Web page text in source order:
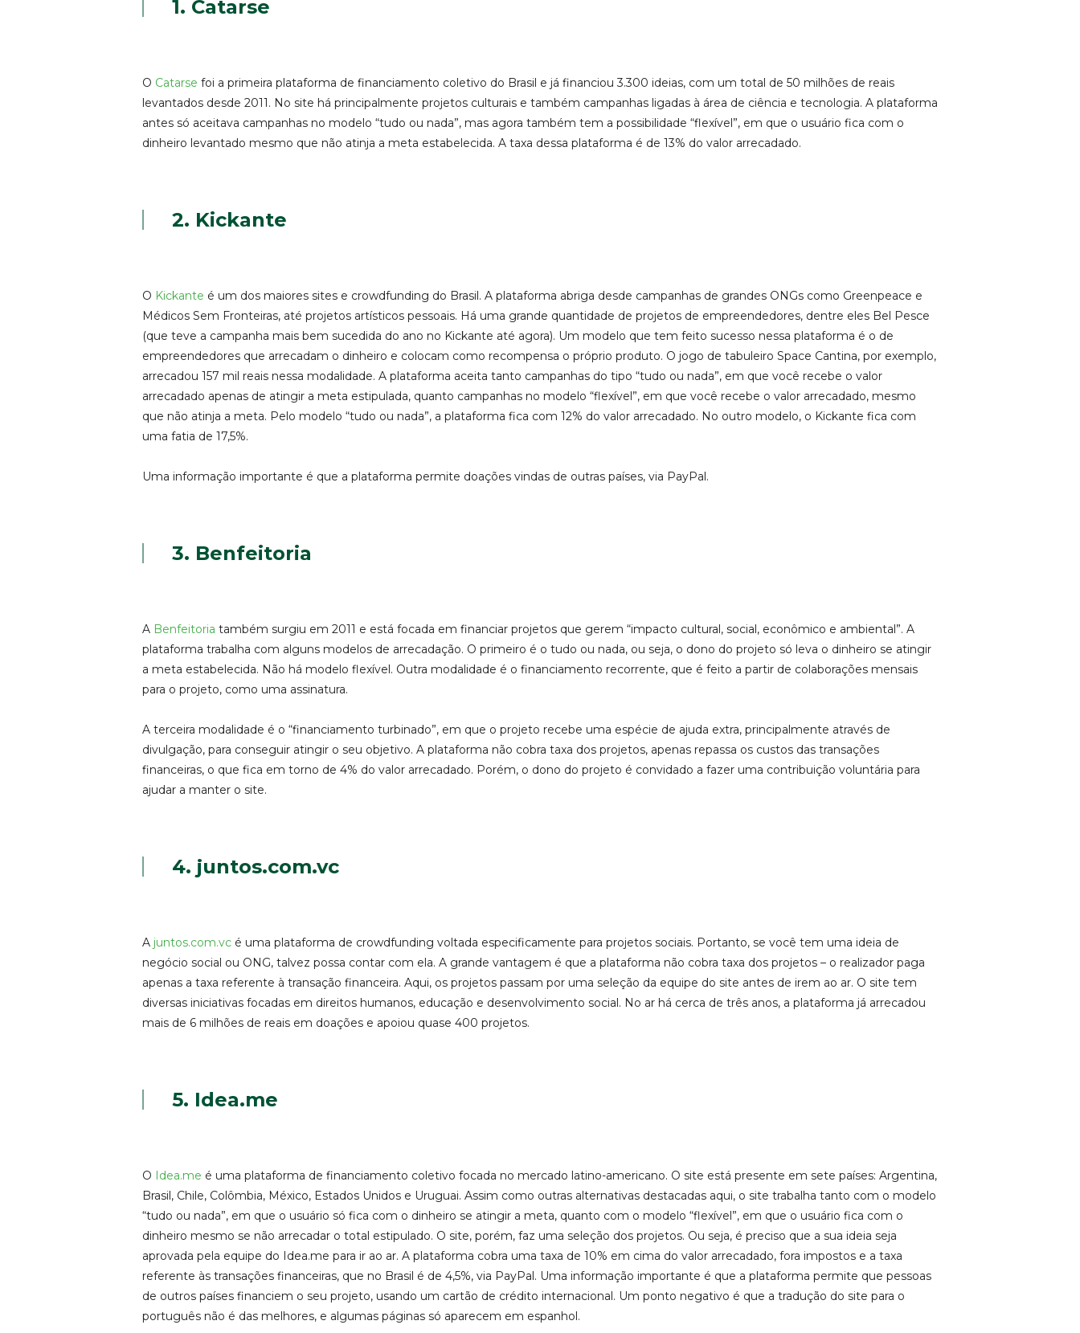
1. Catarse
O Catarse foi a primeira plataforma de financiamento coletivo do Brasil e já financiou 3.300 ideias, com um total de 50 milhões de reais
levantados desde 2011. No site há principalmente projetos culturais e também campanhas ligadas à área de ciência e tecnologia. A plataforma
antes só aceitava campanhas no modelo “tudo ou nada”, mas agora também tem a possibilidade “flexível”, em que o usuário fica com o
dinheiro levantado mesmo que não atinja a meta estabelecida. A taxa dessa plataforma é de 13% do valor arrecadado.
2. Kickante
O Kickante é um dos maiores sites e crowdfunding do Brasil. A plataforma abriga desde campanhas de grandes ONGs como Greenpeace e
Médicos Sem Fronteiras, até projetos artísticos pessoais. Há uma grande quantidade de projetos de empreendedores, dentre eles Bel Pesce
(que teve a campanha mais bem sucedida do ano no Kickante até agora). Um modelo que tem feito sucesso nessa plataforma é o de
empreendedores que arrecadam o dinheiro e colocam como recompensa o próprio produto. O jogo de tabuleiro Space Cantina, por exemplo,
arrecadou 157 mil reais nessa modalidade. A plataforma aceita tanto campanhas do tipo “tudo ou nada”, em que você recebe o valor
arrecadado apenas de atingir a meta estipulada, quanto campanhas no modelo “flexível”, em que você recebe o valor arrecadado, mesmo
que não atinja a meta. Pelo modelo “tudo ou nada”, a plataforma fica com 12% do valor arrecadado. No outro modelo, o Kickante fica com
uma fatia de 17,5%.
Uma informação importante é que a plataforma permite doações vindas de outras países, via PayPal.
3. Benfeitoria
A Benfeitoria também surgiu em 2011 e está focada em financiar projetos que gerem “impacto cultural, social, econômico e ambiental”. A
plataforma trabalha com alguns modelos de arrecadação. O primeiro é o tudo ou nada, ou seja, o dono do projeto só leva o dinheiro se atingir
a meta estabelecida. Não há modelo flexível. Outra modalidade é o financiamento recorrente, que é feito a partir de colaborações mensais
para o projeto, como uma assinatura.
A terceira modalidade é o “financiamento turbinado”, em que o projeto recebe uma espécie de ajuda extra, principalmente através de
divulgação, para conseguir atingir o seu objetivo. A plataforma não cobra taxa dos projetos, apenas repassa os custos das transações
financeiras, o que fica em torno de 4% do valor arrecadado. Porém, o dono do projeto é convidado a fazer uma contribuição voluntária para
ajudar a manter o site.
4. juntos.com.vc
A juntos.com.vc é uma plataforma de crowdfunding voltada especificamente para projetos sociais. Portanto, se você tem uma ideia de
negócio social ou ONG, talvez possa contar com ela. A grande vantagem é que a plataforma não cobra taxa dos projetos – o realizador paga
apenas a taxa referente à transação financeira. Aqui, os projetos passam por uma seleção da equipe do site antes de irem ao ar. O site tem
diversas iniciativas focadas em direitos humanos, educação e desenvolvimento social. No ar há cerca de três anos, a plataforma já arrecadou
mais de 6 milhões de reais em doações e apoiou quase 400 projetos.
5. Idea.me
O Idea.me é uma plataforma de financiamento coletivo focada no mercado latino-americano. O site está presente em sete países: Argentina,
Brasil, Chile, Colômbia, México, Estados Unidos e Uruguai. Assim como outras alternativas destacadas aqui, o site trabalha tanto com o modelo
“tudo ou nada”, em que o usuário só fica com o dinheiro se atingir a meta, quanto com o modelo “flexível”, em que o usuário fica com o
dinheiro mesmo se não arrecadar o total estipulado. O site, porém, faz uma seleção dos projetos. Ou seja, é preciso que a sua ideia seja
aprovada pela equipe do Idea.me para ir ao ar. A plataforma cobra uma taxa de 10% em cima do valor arrecadado, fora impostos e a taxa
referente às transações financeiras, que no Brasil é de 4,5%, via PayPal. Uma informação importante é que a plataforma permite que pessoas
de outros países financiem o seu projeto, usando um cartão de crédito internacional. Um ponto negativo é que a tradução do site para o
português não é das melhores, e algumas páginas só aparecem em espanhol.